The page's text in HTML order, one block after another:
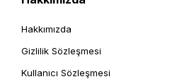
Hakkımızda
Gizlilik Sözleşmesi
Kullanıcı Sözleşmesi